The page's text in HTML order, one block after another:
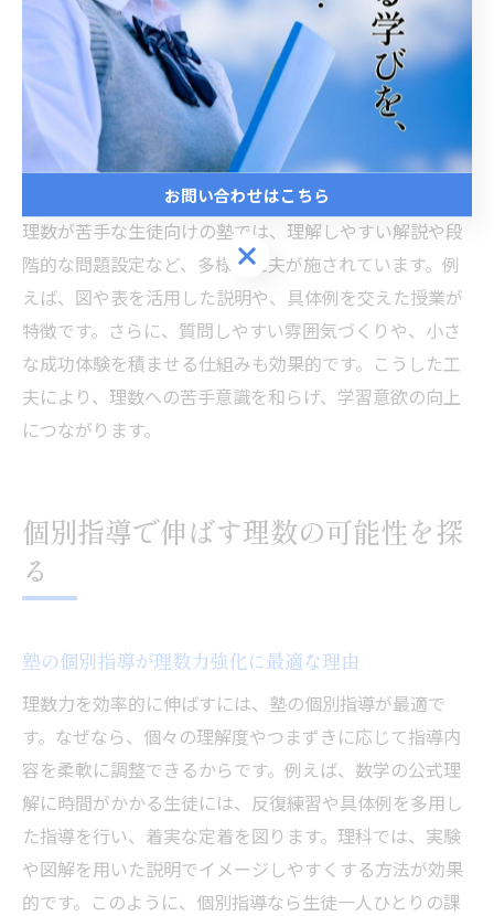
られるためです。具体的には、チェックテストや個別課
題を通して、理解度を細かく確認しながら指導が進みま
す。これにより、苦手な単元を効率よく克服できるのが
大きなメリットです。
理数が苦手な生徒向け塾の工夫を紹介
理数が苦手な生徒向けの塾では、理解しやすい解説や段
階的な問題設定など、多様な工夫が施されています。例
えば、図や表を活用した説明や、具体例を交えた授業が
特徴です。さらに、質問しやすい雰囲気づくりや、小さ
な成功体験を積ませる仕組みも効果的です。こうした工
夫により、理数への苦手意識を和らげ、学習意欲の向上
につながります。
個別指導で伸ばす理数の可能性を探
る
塾の個別指導が理数力強化に最適な理由
理数力を効率的に伸ばすには、塾の個別指導が最適で
す。なぜなら、個々の理解度やつまずきに応じて指導内
容を柔軟に調整できるからです。例えば、数学の公式理
解に時間がかかる生徒には、反復練習や具体例を多用し
た指導を行い、着実な定着を図ります。理科では、実験
や図解を用いた説明でイメージしやすくする方法が効果
的です。このように、個別指導なら生徒一人ひとりの課
お問い合わせはこちら
お問い合わせはこちら